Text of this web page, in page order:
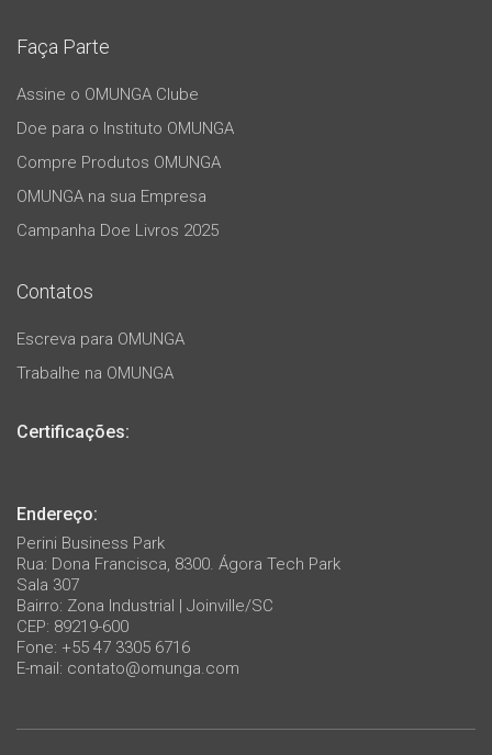
Faça Parte
Assine o OMUNGA Clube
Doe para o Instituto OMUNGA
Compre Produtos OMUNGA
OMUNGA na sua Empresa
Campanha Doe Livros 2025
Contatos
Escreva para OMUNGA
Trabalhe na OMUNGA
Certificações:
Endereço:
Perini Business Park
Rua: Dona Francisca, 8300. Ágora Tech Park
Sala 307
Bairro: Zona Industrial | Joinville/SC
CEP: 89219-600
Fone: +55 47 3305 6716
E-mail: contato@omunga.com